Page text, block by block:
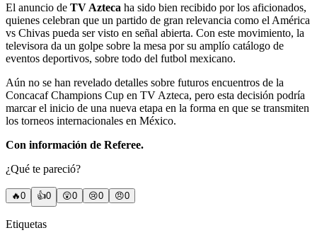
El anuncio de TV Azteca ha sido bien recibido por los aficionados,
quienes celebran que un partido de gran relevancia como el América
vs Chivas pueda ser visto en señal abierta. Con este movimiento, la
televisora da un golpe sobre la mesa por su amplío catálogo de
eventos deportivos, sobre todo del futbol mexicano.
Aún no se han revelado detalles sobre futuros encuentros de la
Concacaf Champions Cup en TV Azteca, pero esta decisión podría
marcar el inicio de una nueva etapa en la forma en que se transmiten
los torneos internacionales en México.
Con información de Referee.
¿Qué te pareció?
🔥0 👍0 😲0 😢0 😠0
Etiquetas